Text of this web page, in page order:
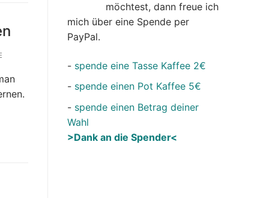
möchtest, dann freue ich
mich über eine Spende per
PayPal.
- spende eine Tasse Kaffee 2€
- spende einen Pot Kaffee 5€
- spende einen Betrag deiner
Wahl
>Dank an die Spender<